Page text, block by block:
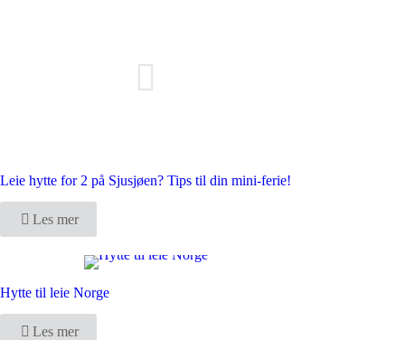
Leie hytte for 2 på Sjusjøen? Tips til din mini-ferie!
Les mer
Hytte til leie Norge
Les mer